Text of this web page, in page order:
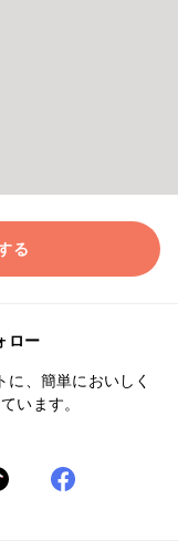
る
ロー
に、簡単においしく
います。